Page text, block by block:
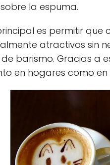
la espuma.
es permitir
atractivos sin
barismo. Gracias a
en hogares como